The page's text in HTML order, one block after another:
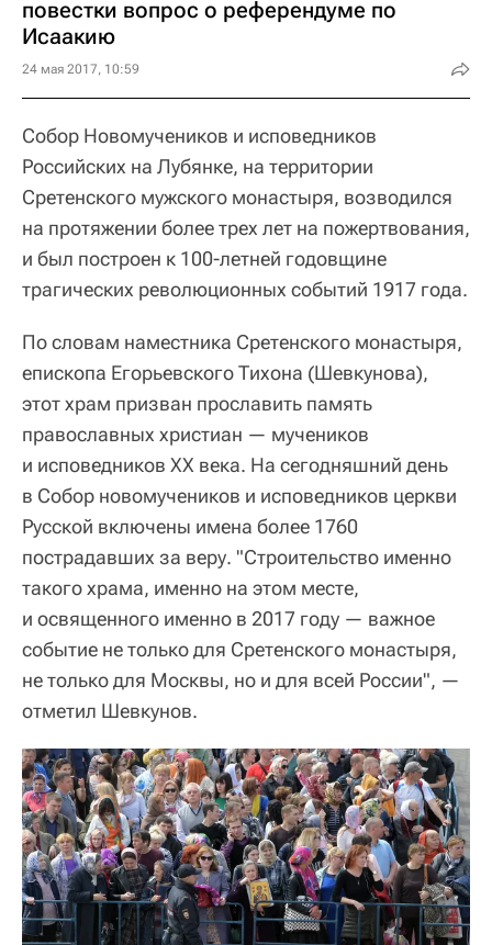
повестки вопрос о референдуме по
Исаакию
24 мая 2017, 10:59
Собор Новомучеников и исповедников
Российских на Лубянке, на территории
Сретенского мужского монастыря, возводился
на протяжении более трех лет на пожертвования,
и был построен к 100-летней годовщине
трагических революционных событий 1917 года.
По словам наместника Сретенского монастыря,
епископа Егорьевского Тихона (Шевкунова),
этот храм призван прославить память
православных христиан — мучеников
и исповедников ХХ века. На сегодняшний день
в Собор новомучеников и исповедников церкви
Русской включены имена более 1760
пострадавших за веру. "Строительство именно
такого храма, именно на этом месте,
и освященного именно в 2017 году — важное
событие не только для Сретенского монастыря,
не только для Москвы, но и для всей России", —
отметил Шевкунов.